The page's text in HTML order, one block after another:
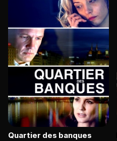
Quartier des banques